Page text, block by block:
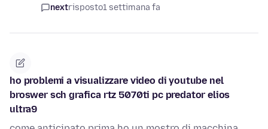
nextrisposto1 settimana fa
ho problemi a visualizzare video di youtube nel
broswer sch grafica rtz 5070ti pc predator elios
ultra9